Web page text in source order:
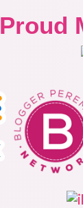
Proud